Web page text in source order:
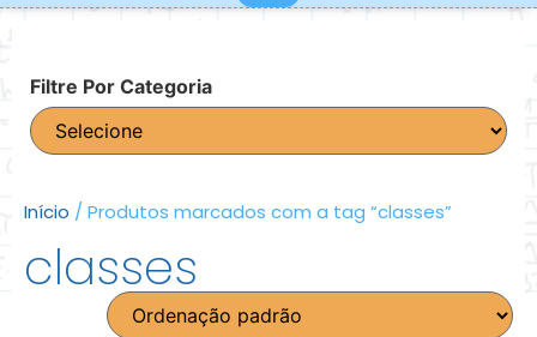
Filtre Por Categoria
Início / Produtos marcados com a tag “classes”
classes